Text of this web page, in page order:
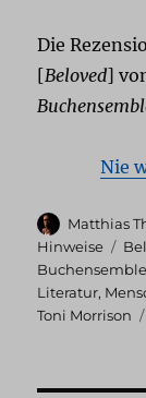
Die
[Beloved]
Nie
Autor
Matthias
Hinweise
Literatur,
Toni Morrison